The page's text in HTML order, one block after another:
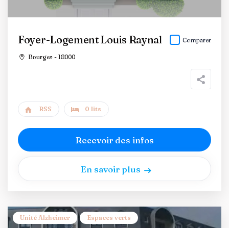
Foyer-Logement Louis Raynal
Bourges - 18000
Comparer
RSS 0 lits
Recevoir des infos
En savoir plus
Unité Alzheimer Espaces verts